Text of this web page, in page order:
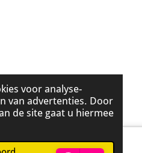
voor analyse-
van advertenties. Door
de site gaat u hiermee